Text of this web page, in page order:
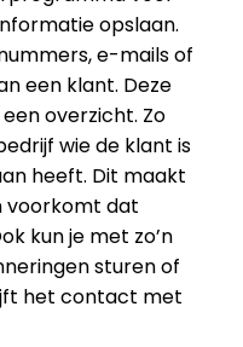
opslaan.
e-mails of
een klant. Deze
overzicht. Zo
wie de klant is
heeft. Dit maakt
voorkomt dat
kun je met zo’n
sturen of
het contact met